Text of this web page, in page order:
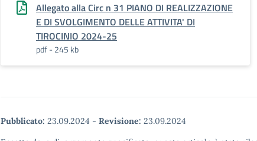
Allegato alla Circ n 31 PIANO DI REALIZZAZIONE
E DI SVOLGIMENTO DELLE ATTIVITA' DI
TIROCINIO 2024-25
pdf - 245 kb
Pubblicato: 23.09.2024 - Revisione: 23.09.2024